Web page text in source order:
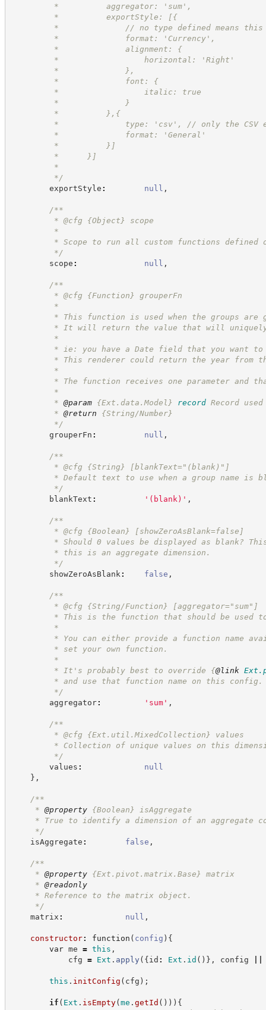
*          aggregator: 'sum',
*          exportStyle: [{
*              // no type defined means this
*              format: 'Currency',
*              alignment: {
*                  horizontal: 'Right'
*              },
*              font: {
*                  italic: true
*              }
*          },{
*              type: 'csv', // only the CSV
*              format: 'General'
*          }]
*      }]
*
*/
exportStyle : null ,
/**
* @cfg {Object}
scope
*
* Scope to run all custom functions defined on
*/
scope : null ,
/**
* @cfg {Function}
grouperFn
*
* This function is used when the groups are
* It will return the value that will uniquely
*
* ie: you have a Date field that you want to
* This renderer could return the year from
*
* The function receives one parameter and
*
* @param {Ext.data.Model} record Record
* @return {String/Number}
*/
grouperFn : null ,
/**
* @cfg {String}
[blankText="(blank)"]
* Default text to use when a group name is
*/
blankText : ' (blank) ' ,
/**
* @cfg {Boolean}
[showZeroAsBlank=false]
* Should 0 values be displayed as blank? This
* this is an aggregate dimension.
*/
showZeroAsBlank : false ,
/**
* @cfg {String/Function} [aggregator="sum"]
* This is the function that should be used to
*
* You can either provide a function name
* set your own function.
*
* It's probably best to override {@link
* and use that function name on this config.
*/
aggregator: ' sum' ,
/**
* @cfg {Ext.util.MixedCollection}
values
* Collection of unique values on this
*/
values :
null
} ,
/**
* @property {Boolean}
isAggregate
* True to identify a dimension of an aggregate
*/
isAggregate : false ,
/**
* @property {Ext.pivot.matrix.Base}
matrix
* @readonly
* Reference to the matrix object.
*/
matrix : null ,
constructor: function ( config ) {
var me = this ,
cfg = Ext . apply ( {id : Ext . id ( ) } , config
this . initConfig ( cfg ) ;
if ( Ext . isEmpty(me . getId ( ) ) ) {